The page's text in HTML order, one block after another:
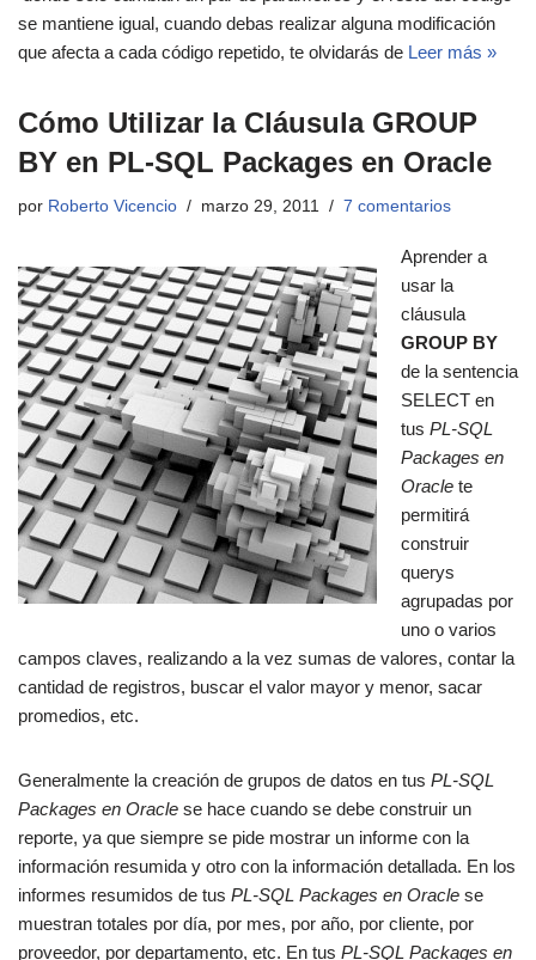
se mantiene igual, cuando debas realizar alguna modificación
que afecta a cada código repetido, te olvidarás de Leer más »
Cómo Utilizar la Cláusula GROUP
BY en PL-SQL Packages en Oracle
por Roberto Vicencio marzo 29, 2011 7 comentarios
Aprender a
usar la
cláusula
GROUP BY
de la sentencia
SELECT en
tus PL-SQL
Packages en
Oracle te
permitirá
construir
querys
agrupadas por
uno o varios
campos claves, realizando a la vez sumas de valores, contar la
cantidad de registros, buscar el valor mayor y menor, sacar
promedios, etc.
Generalmente la creación de grupos de datos en tus PL-SQL
Packages en Oracle se hace cuando se debe construir un
reporte, ya que siempre se pide mostrar un informe con la
información resumida y otro con la información detallada. En los
informes resumidos de tus PL-SQL Packages en Oracle se
muestran totales por día, por mes, por año, por cliente, por
proveedor, por departamento, etc. En tus PL-SQL Packages en